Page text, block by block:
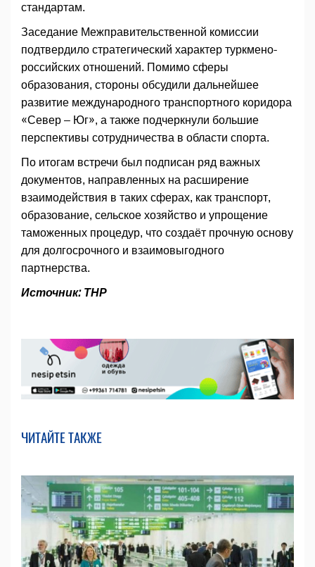
стандартам.
Заседание Межправительственной комиссии
подтвердило стратегический характер туркмено-
российских отношений. Помимо сферы
образования, стороны обсудили дальнейшее
развитие международного транспортного коридора
«Север – Юг», а также подчеркнули большие
перспективы сотрудничества в области спорта.
По итогам встречи был подписан ряд важных
документов, направленных на расширение
взаимодействия в таких сферах, как транспорт,
образование, сельское хозяйство и упрощение
таможенных процедур, что создаёт прочную основу
для долгосрочного и взаимовыгодного
партнерства.
Источник: ТНР
ЧИТАЙТЕ ТАКЖЕ